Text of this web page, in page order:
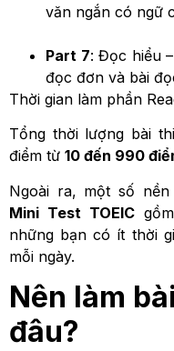
văn ngắn có ngữ
Part 7: Đọc hiểu
đọc đơn và bài
Thời gian làm phần
Tổng thời lượng bài
điểm từ 10 đến 990
Ngoài ra, một số
Mini Test TOEIC
những bạn có ít thời
mỗi ngày.
Nên làm
đâu?